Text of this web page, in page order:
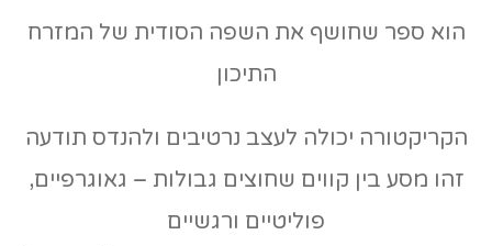
הוא ספר שחושף את השפה הסודית של המזרח
התיכון
הקריקטורה יכולה לעצב נרטיבים ולהנדס תודעה
זהו מסע בין קווים שחוצים גבולות – גאוגרפיים,
פוליטיים ורגשיים